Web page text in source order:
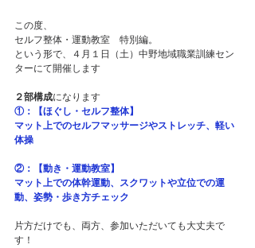
この度、
セルフ整体・運動教室　特別編。
という形で、４月１日（土）中野地域職業訓練セン
ターにて開催します
２部構成になります
①：【ほぐし・セルフ整体】
マット上でのセルフマッサージやストレッチ、軽い
体操
②：【動き・運動教室】
マット上での体幹運動、スクワットや立位での運
動、姿勢・歩き方チェック
片方だけでも、両方、参加いただいても大丈夫で
す！